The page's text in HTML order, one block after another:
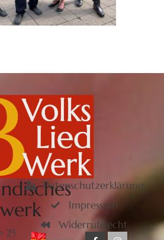
25
Datenschutzerklärung
Impressum
Widerrufsrecht